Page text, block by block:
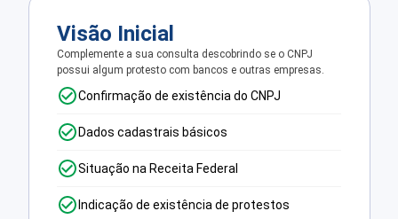
Visão Inicial
Complemente a sua consulta descobrindo se o CNPJ
possui algum protesto com bancos e outras empresas.
Confirmação de existência do CNPJ
Dados cadastrais básicos
Situação na Receita Federal
Indicação de existência de protestos